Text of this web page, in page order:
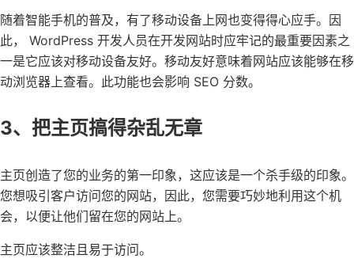
随着智能手机的普及，有了移动设备上网也变得得心应手。因
此， WordPress 开发人员在开发网站时应牢记的最重要因素之
一是它应该对移动设备友好。移动友好意味着网站应该能够在移
动浏览器上查看。此功能也会影响 SEO 分数。
3、把主页搞得杂乱无章
主页创造了您的业务的第一印象，这应该是一个杀手级的印象。
您想吸引客户访问您的网站，因此，您需要巧妙地利用这个机
会，以便让他们留在您的网站上。
主页应该整洁且易于访问。